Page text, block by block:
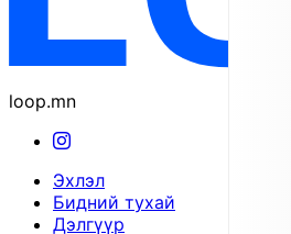
loop.mn
Эхлэл
Бидний тухай
Дэлгүүр